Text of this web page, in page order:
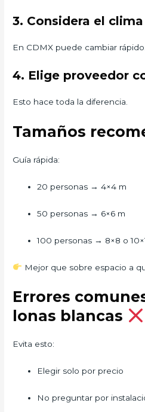
3. Considera el clima
En CDMX puede cambiar rápido.
4. Elige proveedor
Esto hace toda la diferencia.
Tamaños
Guía rápida:
20 personas → 4×4 m
50 personas → 6×6 m
100 personas → 8×8 o
Mejor que sobre espacio a
Errores
lonas blancas
Evita esto:
Elegir solo por precio
No preguntar por